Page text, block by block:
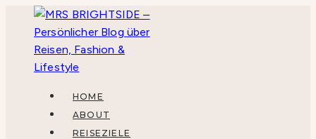
springen
HOME
ABOUT
REISEZIELE